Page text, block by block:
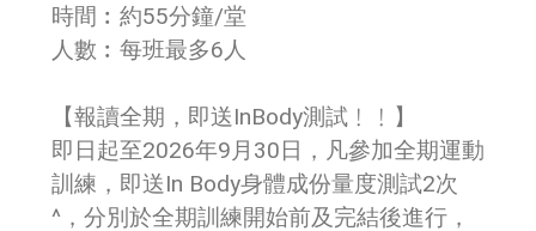
時間︰約55分鐘/堂
人數︰每班最多6人
【報讀全期，即送InBody測試﹗﹗】
即日起至2026年9月30日，凡參加全期運動
訓練，即送In Body身體成份量度測試2次
^，分別於全期訓練開始前及完結後進行，